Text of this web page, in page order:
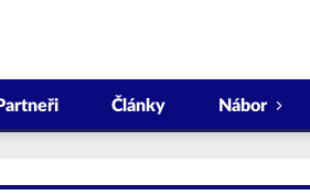
Články Nábor